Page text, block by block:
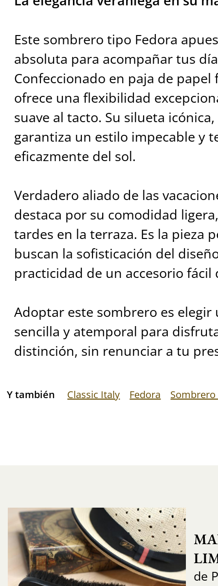
Este sombrero tipo Fedora
absoluta para acompañar tus
Confeccionado en paja de
ofrece una flexibilidad
suave al tacto. Su silueta
garantiza un estilo impecable y
eficazmente del sol.
Verdadero aliado de las
destaca por su comodidad
tardes en la terraza. Es la pieza
buscan la sofisticación del
practicidad de un accesorio fácil
Adoptar este sombrero es elegir
sencilla y atemporal para
distinción, sin renunciar a tu
Y también Classic Italy Fedora
de